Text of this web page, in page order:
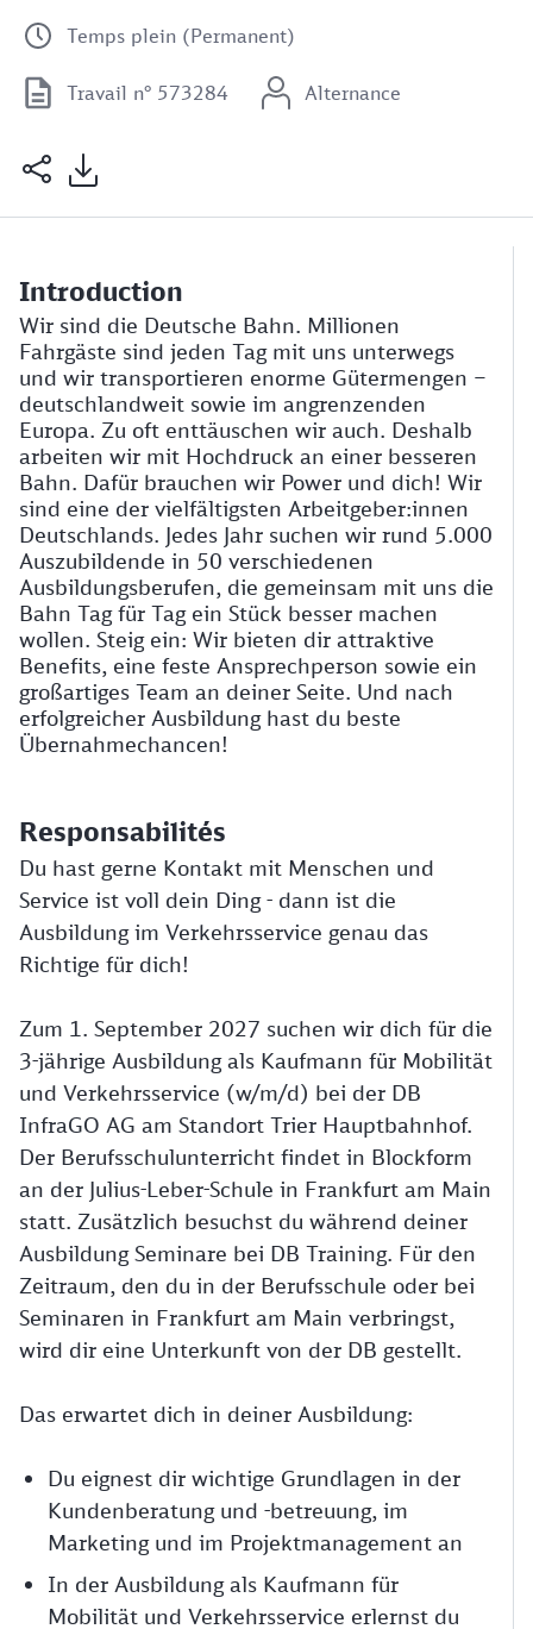
Temps plein (Permanent)
Travail n° 573284 Alternance
Introduction
Wir sind die Deutsche Bahn. Millionen
Fahrgäste sind jeden Tag mit uns unterwegs
und wir transportieren enorme Gütermengen –
deutschlandweit sowie im angrenzenden
Europa. Zu oft enttäuschen wir auch. Deshalb
arbeiten wir mit Hochdruck an einer besseren
Bahn. Dafür brauchen wir Power und dich! Wir
sind eine der vielfältigsten Arbeitgeber:innen
Deutschlands. Jedes Jahr suchen wir rund 5.000
Auszubildende in 50 verschiedenen
Ausbildungsberufen, die gemeinsam mit uns die
Bahn Tag für Tag ein Stück besser machen
wollen. Steig ein: Wir bieten dir attraktive
Benefits, eine feste Ansprechperson sowie ein
großartiges Team an deiner Seite. Und nach
erfolgreicher Ausbildung hast du beste
Übernahmechancen!
Responsabilités
Du hast gerne Kontakt mit Menschen und
Service ist voll dein Ding - dann ist die
Ausbildung im Verkehrsservice genau das
Richtige für dich!
Zum 1. September 2027 suchen wir dich für die
3-jährige Ausbildung als Kaufmann für Mobilität
und Verkehrsservice (w/m/d) bei der DB
InfraGO AG am Standort Trier Hauptbahnhof.
Der Berufsschulunterricht findet in Blockform
an der Julius-Leber-Schule in Frankfurt am Main
statt. Zusätzlich besuchst du während deiner
Ausbildung Seminare bei DB Training. Für den
Zeitraum, den du in der Berufsschule oder bei
Seminaren in Frankfurt am Main verbringst,
wird dir eine Unterkunft von der DB gestellt.
Das erwartet dich in deiner Ausbildung:
Du eignest dir wichtige Grundlagen in der
Kundenberatung und -betreuung, im
Marketing und im Projektmanagement an
In der Ausbildung als Kaufmann für
Mobilität und Verkehrsservice erlernst du